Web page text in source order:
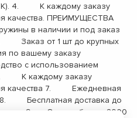
4. К каждому заказу
качества. ПРЕИМУЩЕСТВА
в наличии и под заказ
от 1 шт до крупных
вашему заказу
с использованием
К каждому заказу
качества 7. Ежедневная
8. Бесплатная доставка до
9. Опыт работы с 2000